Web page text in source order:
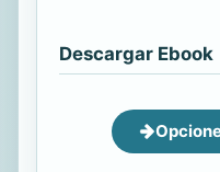
Descargar Ebook